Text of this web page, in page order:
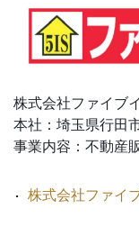
株式会社ファイブ
本社：埼玉県行田
事業内容：不動産
株式会社ファイ